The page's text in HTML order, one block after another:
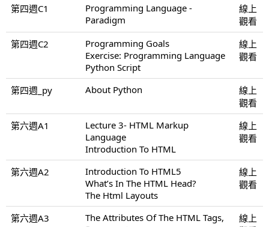
第四週C1
Programming Language -
Paradigm
線上
觀看
第四週C2
Programming Goals
Exercise: Programming Language
Python Script
線上
觀看
第四週_py About Python
線上
觀看
第六週A1
Lecture 3- HTML Markup
Language
Introduction To HTML
線上
觀看
第六週A2
Introduction To HTML5
What’s In The HTML Head?
The Html Layouts
線上
觀看
第六週A3
The Attributes Of The HTML Tags,
線上